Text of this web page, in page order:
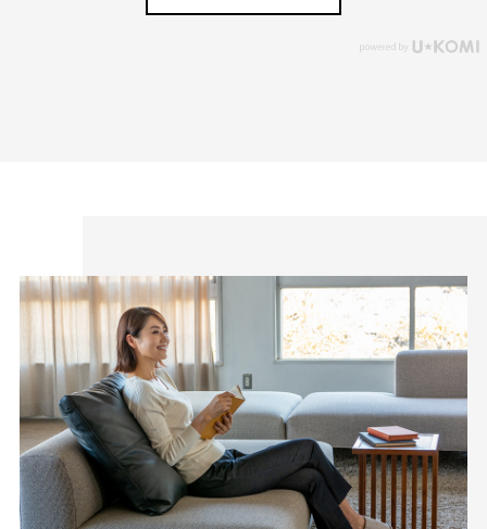
人に向けて、オンラインショップ「CAFE TABi」は日常・非
日常と分けず、近所のカフェで過ごす日常も、ふらっと楽し
む旅行先でも、快適に過ごすための商品づくりを目指してい
ます。
本物のスタンダードを